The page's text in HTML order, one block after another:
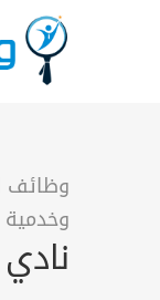
وظائف
نادي